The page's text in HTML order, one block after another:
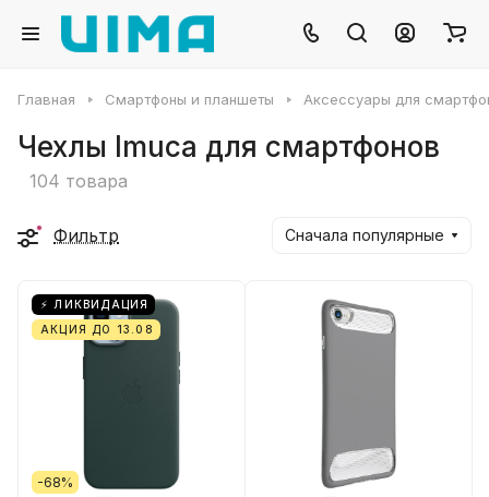
Главная Смартфоны и планшеты Аксессуары для
Чехлы Imuca для смартфонов
104 товара
Фильтр Сначала популярные
⚡ ЛИКВИДАЦИЯ
АКЦИЯ ДО 13.08
-68%